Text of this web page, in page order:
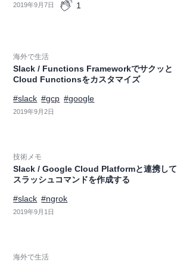
2019年9月7日 1
海外で生活
Slack / Functions Frameworkでサクッと
Cloud Functionsをカスタマイズ
#slack #gcp #google
2019年9月2日
技術メモ
Slack / Google Cloud Platformと連携して
スラッシュコマンドを作成する
#slack #ngrok
2019年9月1日
海外で生活